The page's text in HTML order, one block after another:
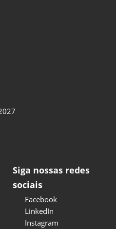
Siga nossas redes
sociais
Facebook
LinkedIn
Instagram